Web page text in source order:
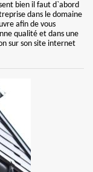
bien il faut d`abord
dans le domaine
afin de vous
qualité et dans une
sur son site internet